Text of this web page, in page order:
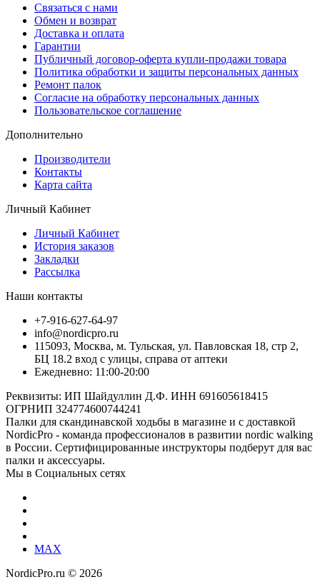
Связаться с нами
Обмен и возврат
Доставка и оплата
Гарантии
Публичный договор-оферта купли-продажи товара
Политика обработки и защиты персональных данных
Ремонт палок
Согласие на обработку персональных данных
Пользовательское соглашение
Дополнительно
Производители
Контакты
Карта сайта
Личный Кабинет
Личный Кабинет
История заказов
Закладки
Рассылка
Наши контакты
+7-916-627-64-97
info@nordicpro.ru
115093, Москва, м. Тульская, ул. Павловская 18, стр 2,
БЦ 18.2 вход с улицы, справа от аптеки
Ежедневно: 11:00-20:00
Реквизиты: ИП Шайдуллин Д.Ф. ИНН 691605618415
ОГРНИП 324774600744241
Палки для скандинавской ходьбы в магазине и с доставкой
NordicPro - команда профессионалов в развитии nordic walking
в России. Сертифицированные инструкторы подберут для вас
палки и аксессуары.
Мы в Социальных сетях
MAX
NordicPro.ru © 2026